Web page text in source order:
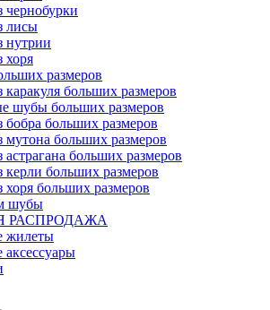
лисы
размеров
больших размеров
шубы больших размеров
больших размеров
больших размеров
больших размеров
больших размеров
больших размеров
шубы
РАСПРОДАЖА
жилеты